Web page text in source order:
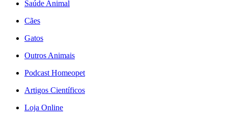
Saúde Animal
Cães
Gatos
Outros Animais
Podcast Homeopet
Artigos Científicos
Loja Online